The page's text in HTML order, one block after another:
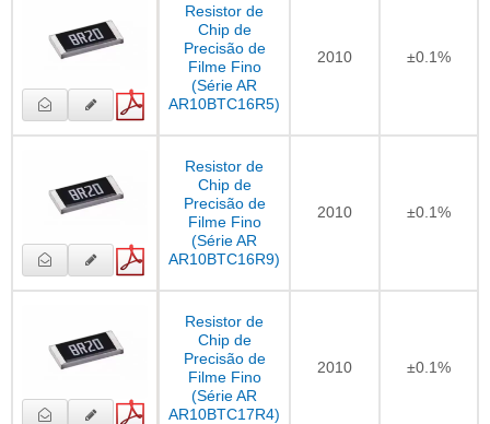
Resistor de
Chip de
Precisão de
Filme Fino
(Série AR
AR10BTC16R5)
2010 ±0.1%
Resistor de
Chip de
Precisão de
Filme Fino
(Série AR
AR10BTC16R9)
2010 ±0.1%
Resistor de
Chip de
Precisão de
Filme Fino
(Série AR
AR10BTC17R4)
2010 ±0.1%